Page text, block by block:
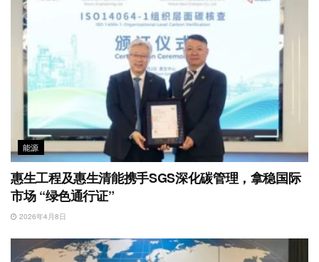
能源
惠生工程及惠生清能携手SGS深化碳管理，拿稳国际
市场 “绿色通行证”
2026年4月8日